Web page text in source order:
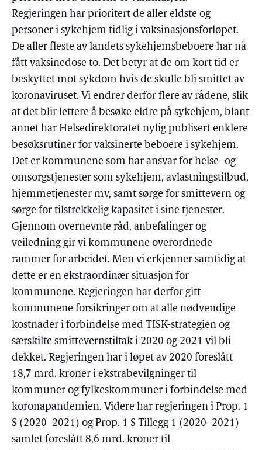
Regjeringen har prioritert de aller eldste og
personer i sykehjem tidlig i vaksinasjonsforløpet.
De aller fleste av landets sykehjemsbeboere har nå
fått vaksinedose to. Det betyr at de om kort tid er
beskyttet mot sykdom hvis de skulle bli smittet av
koronaviruset. Vi endrer derfor flere av rådene, slik
at det blir lettere å besøke eldre på sykehjem, blant
annet har Helsedirektoratet nylig publisert enklere
besøksrutiner for vaksinerte beboere i sykehjem.
Det er kommunene som har ansvar for helse- og
omsorgstjenester som sykehjem, avlastningstilbud,
hjemmetjenester mv, samt sørge for smittevern og
sørge for tilstrekkelig kapasitet i sine tjenester.
Gjennom overnevnte råd, anbefalinger og
veiledning gir vi kommunene overordnede
rammer for arbeidet. Men vi erkjenner samtidig at
dette er en ekstraordinær situasjon for
kommunene. Regjeringen har derfor gitt
kommunene forsikringer om at alle nødvendige
kostnader i forbindelse med TISK-strategien og
særskilte smittevernstiltak i 2020 og 2021 vil bli
dekket. Regjeringen har i løpet av 2020 foreslått
18,7 mrd. kroner i ekstrabevilgninger til
kommuner og fylkeskommuner i forbindelse med
koronapandemien. Videre har regjeringen i Prop. 1
S (2020–2021) og Prop. 1 S Tillegg 1 (2020–2021)
samlet foreslått 8,6 mrd. kroner til